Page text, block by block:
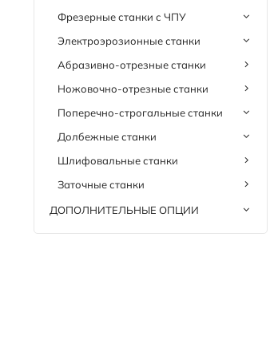
Фрезерные станки с ЧПУ
Электроэрозионные станки
Абразивно-отрезные станки
Ножовочно-отрезные станки
Поперечно-строгальные станки
Долбежные станки
Шлифовальные станки
Заточные станки
ДОПОЛНИТЕЛЬНЫЕ ОПЦИИ